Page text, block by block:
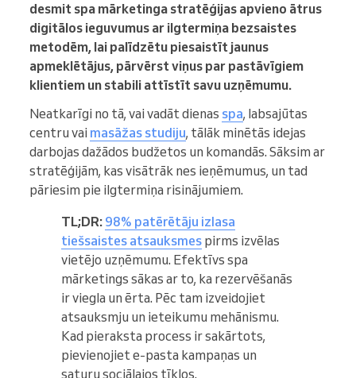
desmit spa mārketinga stratēģijas apvieno ātrus
digitālos ieguvumus ar ilgtermiņa bezsaistes
metodēm, lai palīdzētu piesaistīt jaunus
apmeklētājus, pārvērst viņus par pastāvīgiem
klientiem un stabili attīstīt savu uzņēmumu.
Neatkarīgi no tā, vai vadāt dienas spa, labsajūtas
centru vai masāžas studiju, tālāk minētās idejas
darbojas dažādos budžetos un komandās. Sāksim ar
stratēģijām, kas visātrāk nes ieņēmumus, un tad
pāriesim pie ilgtermiņa risinājumiem.
TL;DR: 98% patērētāju izlasa
tiešsaistes atsauksmes pirms izvēlas
vietējo uzņēmumu. Efektīvs spa
mārketings sākas ar to, ka rezervēšanās
ir viegla un ērta. Pēc tam izveidojiet
atsauksmju un ieteikumu mehānismu.
Kad pieraksta process ir sakārtots,
pievienojiet e-pasta kampaņas un
saturu sociālajos tīklos.